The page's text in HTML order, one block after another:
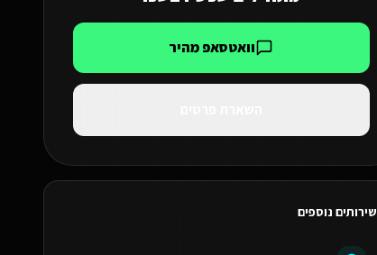
וואטסאפ מהיר
שירותים נוספים